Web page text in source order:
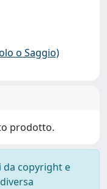
o Saggio)
prodotto.
da copyright e